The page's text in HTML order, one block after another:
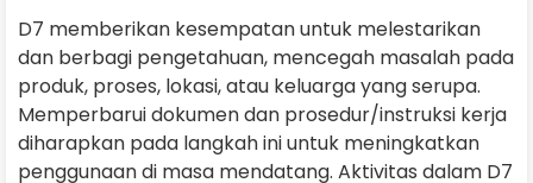
D7 memberikan kesempatan untuk melestarikan
dan berbagi pengetahuan, mencegah masalah pada
produk, proses, lokasi, atau keluarga yang serupa.
Memperbarui dokumen dan prosedur/instruksi kerja
diharapkan pada langkah ini untuk meningkatkan
penggunaan di masa mendatang. Aktivitas dalam D7